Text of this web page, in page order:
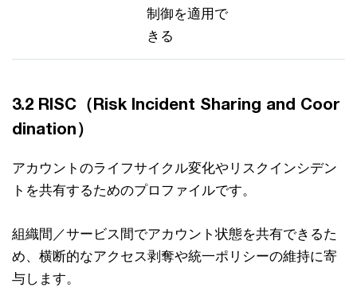
制御を適用で
きる
3.2 RISC（Risk Incident Sharing and Coor
dination）
アカウントのライフサイクル変化やリスクインシデン
トを共有するためのプロファイルです。
組織間／サービス間でアカウント状態を共有できるた
め、横断的なアクセス剥奪や統一ポリシーの維持に寄
与します。